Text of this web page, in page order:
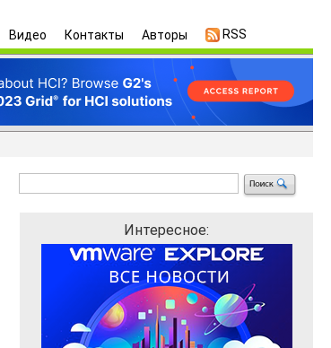
Видео Контакты Авторы RSS
Интересное: